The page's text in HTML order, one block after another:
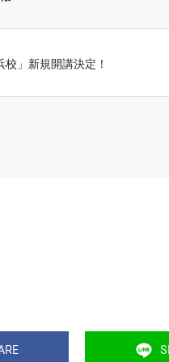
」新規開講決定！